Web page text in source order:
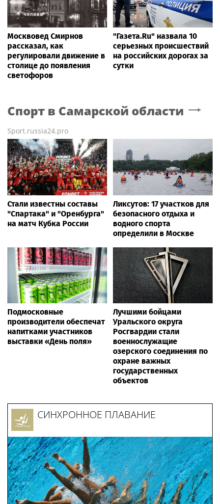
Москвовед Смирнов
рассказал, как
регулировали движение в
столице до появления
светофоров
"Газета.Ru" назвала 10
серьезных происшествий
на российских дорогах за
сутки
Спорт в Самарской области
Sport.russia24.pro
Стали известны составы
"Спартака" и "Оренбурга"
на матч Кубка России
Ликсутов: 17 участков для
безопасного отдыха и
водного спорта
определили в Москве
Подмосковные
производители обеспечат
напитками участников
выставки «День поля»
Лучшими бойцами
Уральского округа
Росгвардии стали
военнослужащие
озерского соединения по
охране важных
государственных
объектов
СИНХРОННОЕ ПЛАВАНИЕ